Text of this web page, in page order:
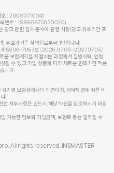
호 : 2009071004)
록번호 : 19990873030020)
광고 관련 절차 준수에 관한 사항(광고 유효기간 포
, 유효기간은 심의일로부터 1년입니다.
제5906-7053호 (2026.07.06~2027.07.05)
운 보험계약을 체결하는 과정에서 질병이력, 연령
될 수 있고 가입 상품에 따라 새로운 면책기간 적용
니다.
기영 보험설계사의 의견이며, 계약체결에 따른 이
.
한 세부사항은 반드시 해당 약관을 참조하시기 바랍
가능한 담보와 가입금액, 보험료 등은 달라질 수
All rights reserved. INSMASTER